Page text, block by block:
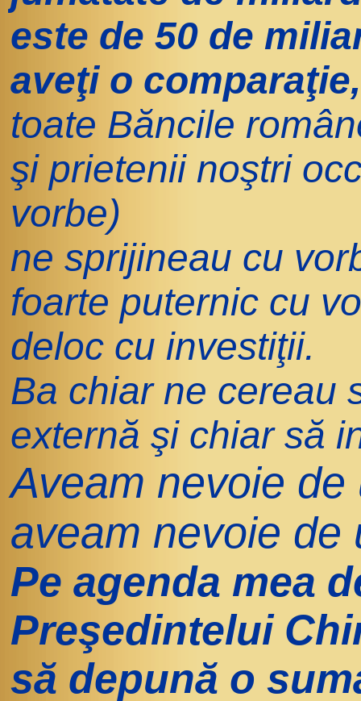
este de 50 de
aveţi o comparaţie,
toate Băncile
şi prietenii noştri
vorbe)
ne sprijineau cu
foarte puternic cu
deloc cu investiţii.
Ba chiar ne cereau
externă şi chiar să
Aveam nevoie
aveam nevoie de
Pe agenda mea
Preşedintelui
să depună o